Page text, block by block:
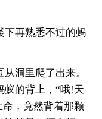
再熟悉不过的蚂
洞里爬了出来。
蚁的背上，“哦!天
，竟然背着那颗